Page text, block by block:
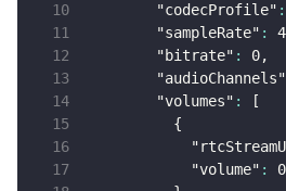
"codecProfile" :
"sampleRate" :
"bitrate" : 0,
"audioChannels"
"volumes" :
[
{
"volume" :
0